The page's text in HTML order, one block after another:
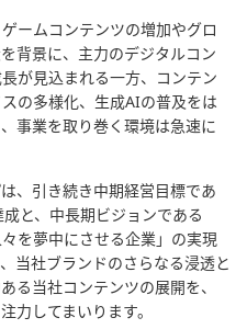
ームコンテンツの増加やグロ
背景に、主力のデジタルコン
が見込まれる一方、コンテン
の多様化、生成AIの普及をは
事業を取り巻く環境は急速に
、引き続き中期経営目標であ
と、中長期ビジョンである
を夢中にさせる企業」の実現
当社ブランドのさらなる浸透と
る当社コンテンツの展開を、
力してまいります。